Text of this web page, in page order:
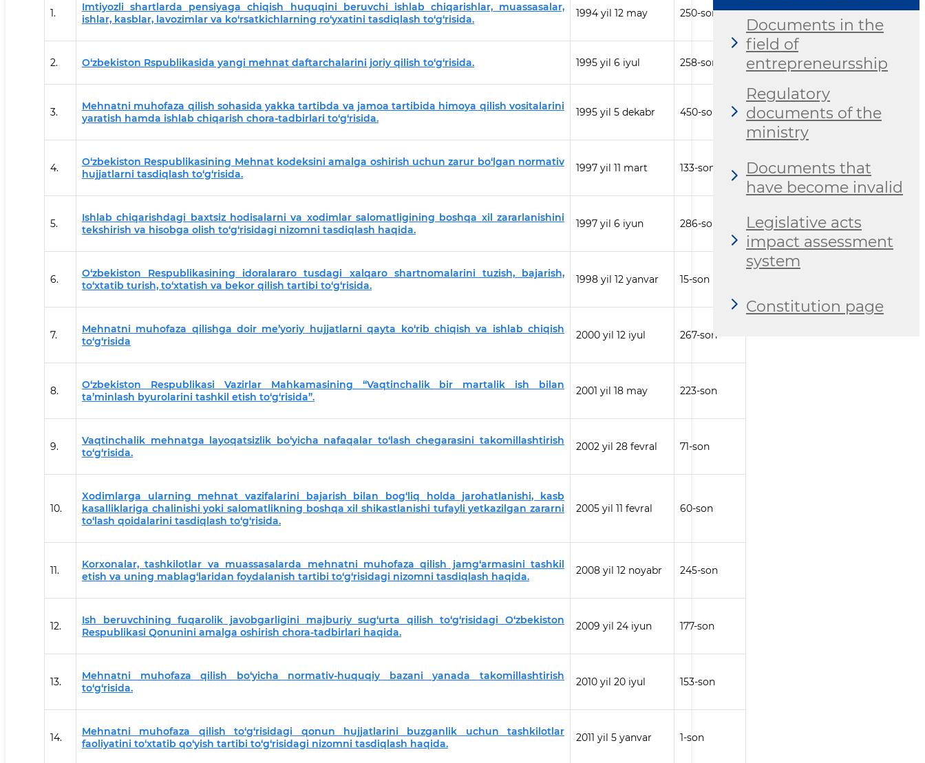
1.
Imtiyozli shartlarda pensiyaga chiqish huquqini beruvchi ishlab chiqarishlar, muassasalar,
ishlar, kasblar, lavozimlar va ko‘rsatkichlarning ro‘yxatini tasdiqlash to‘g‘risida.
1994 yil 12 may 250-son
2. O‘zbekiston Rspublikasida yangi mehnat daftarchalarini joriy qilish to‘g‘risida. 1995 yil 6 iyul 258-son
3.
Mehnatni muhofaza qilish sohasida yakka tartibda va jamoa tartibida himoya qilish vositalarini
yaratish hamda ishlab chiqarish chora-tadbirlari to‘g‘risida.
1995 yil 5 dekabr 450-son
4.
O‘zbekiston Respublikasining Mehnat kodeksini amalga oshirish uchun zarur bo‘lgan normativ
hujjatlarni tasdiqlash to‘g‘risida.
1997 yil 11 mart 133-son
5.
Ishlab chiqarishdagi baxtsiz hodisalarni va xodimlar salomatligining boshqa xil zararlanishini
tekshirish va hisobga olish to‘g‘risidagi nizomni tasdiqlash haqida.
1997 yil 6 iyun 286-son
6.
O‘zbekiston Respublikasining idoralararo tusdagi xalqaro shartnomalarini tuzish, bajarish,
to‘xtatib turish, to‘xtatish va bekor qilish tartibi to‘g‘risida.
1998 yil 12 yanvar 15-son
7.
Mehnatni muhofaza qilishga doir me’yoriy hujjatlarni qayta ko‘rib chiqish va ishlab chiqish
to‘g‘risida
2000 yil 12 iyul 267-son
8.
O‘zbekiston Respublikasi Vazirlar Mahkamasining “Vaqtinchalik bir martalik ish bilan
ta’minlash byurolarini tashkil etish to‘g‘risida”.
2001 yil 18 may 223-son
9.
Vaqtinchalik mehnatga layoqatsizlik bo‘yicha nafaqalar to‘lash chegarasini takomillashtirish
to‘g‘risida.
2002 yil 28 fevral 71-son
10.
Xodimlarga ularning mehnat vazifalarini bajarish bilan bog‘liq holda jarohatlanishi, kasb
kasalliklariga chalinishi yoki salomatlikning boshqa xil shikastlanishi tufayli yetkazilgan zararni
to‘lash qoidalarini tasdiqlash to‘g‘risida.
2005 yil 11 fevral 60-son
11.
Korxonalar, tashkilotlar va muassasalarda mehnatni muhofaza qilish jamg‘armasini tashkil
etish va uning mablag‘laridan foydalanish tartibi to‘g‘risidagi nizomni tasdiqlash haqida.
2008 yil 12 noyabr 245-son
12.
Ish beruvchining fuqarolik javobgarligini majburiy sug‘urta qilish to‘g‘risidagi O‘zbekiston
Respublikasi Qonunini amalga oshirish chora-tadbirlari haqida.
2009 yil 24 iyun 177-son
13.
Mehnatni muhofaza qilish bo‘yicha normativ-huquqiy bazani yanada takomillashtirish
to‘g‘risida.
2010 yil 20 iyul 153-son
14.
Mehnatni muhofaza qilish to‘g‘risidagi qonun hujjatlarini buzganlik uchun tashkilotlar
faoliyatini to‘xtatib qo‘yish tartibi to‘g‘risidagi nizomni tasdiqlash haqida.
2011 yil 5 yanvar 1-son
Documents in the
field of
entrepreneursship
Regulatory
documents of the
ministry
Documents that
have become invalid
Legislative acts
impact assessment
system
Constitution page